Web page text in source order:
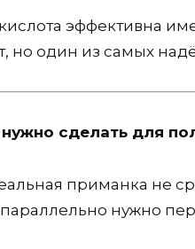
эффективна
но один из самых
сделать для
приманка не
нужно